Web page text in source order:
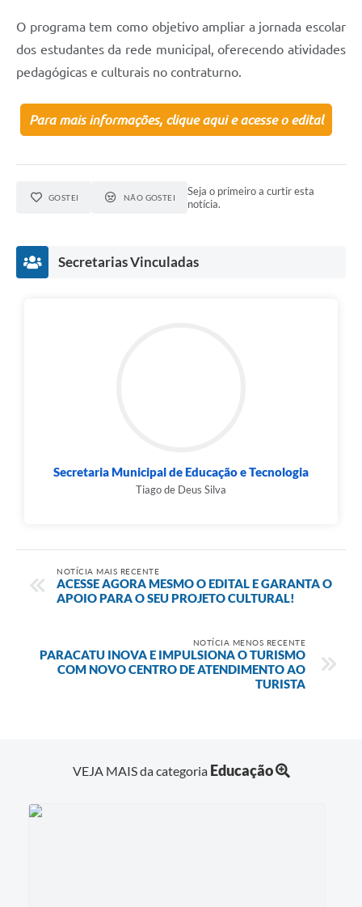
O programa tem como objetivo ampliar a jornada escolar
dos estudantes da rede municipal, oferecendo atividades
pedagógicas e culturais no contraturno.
Para mais informações, clique aqui e acesse o edital
GOSTEI NÃO GOSTEI
Seja o primeiro a curtir esta
notícia.
Secretarias Vinculadas
Secretaria Municipal de Educação e Tecnologia
Tiago de Deus Silva
NOTÍCIA MAIS RECENTE
ACESSE AGORA MESMO O EDITAL E GARANTA O
APOIO PARA O SEU PROJETO CULTURAL!
NOTÍCIA MENOS RECENTE
PARACATU INOVA E IMPULSIONA O TURISMO
COM NOVO CENTRO DE ATENDIMENTO AO
TURISTA
VEJA MAIS da categoria Educação